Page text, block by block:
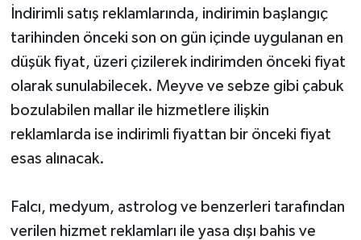
İndirimli satış reklamlarında, indirimin başlangıç
tarihinden önceki son on gün içinde uygulanan en
düşük fiyat, üzeri çizilerek indirimden önceki fiyat
olarak sunulabilecek. Meyve ve sebze gibi çabuk
bozulabilen mallar ile hizmetlere ilişkin
reklamlarda ise indirimli fiyattan bir önceki fiyat
esas alınacak.
Falcı, medyum, astrolog ve benzerleri tarafından
verilen hizmet reklamları ile yasa dışı bahis ve